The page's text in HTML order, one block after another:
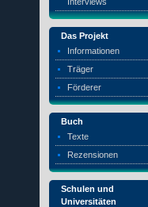
Das Projekt
Informationen
Träger
Förderer
Buch
Texte
Rezensionen
Schulen und
Universitäten